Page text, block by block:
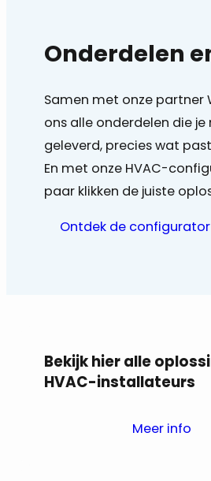
Onderdelen
Samen met onze partner
ons alle onderdelen die
geleverd, precies wat
En met onze HVAC-
paar klikken de juiste
Ontdek de
Bekijk hier alle
HVAC-installateurs
Meer info